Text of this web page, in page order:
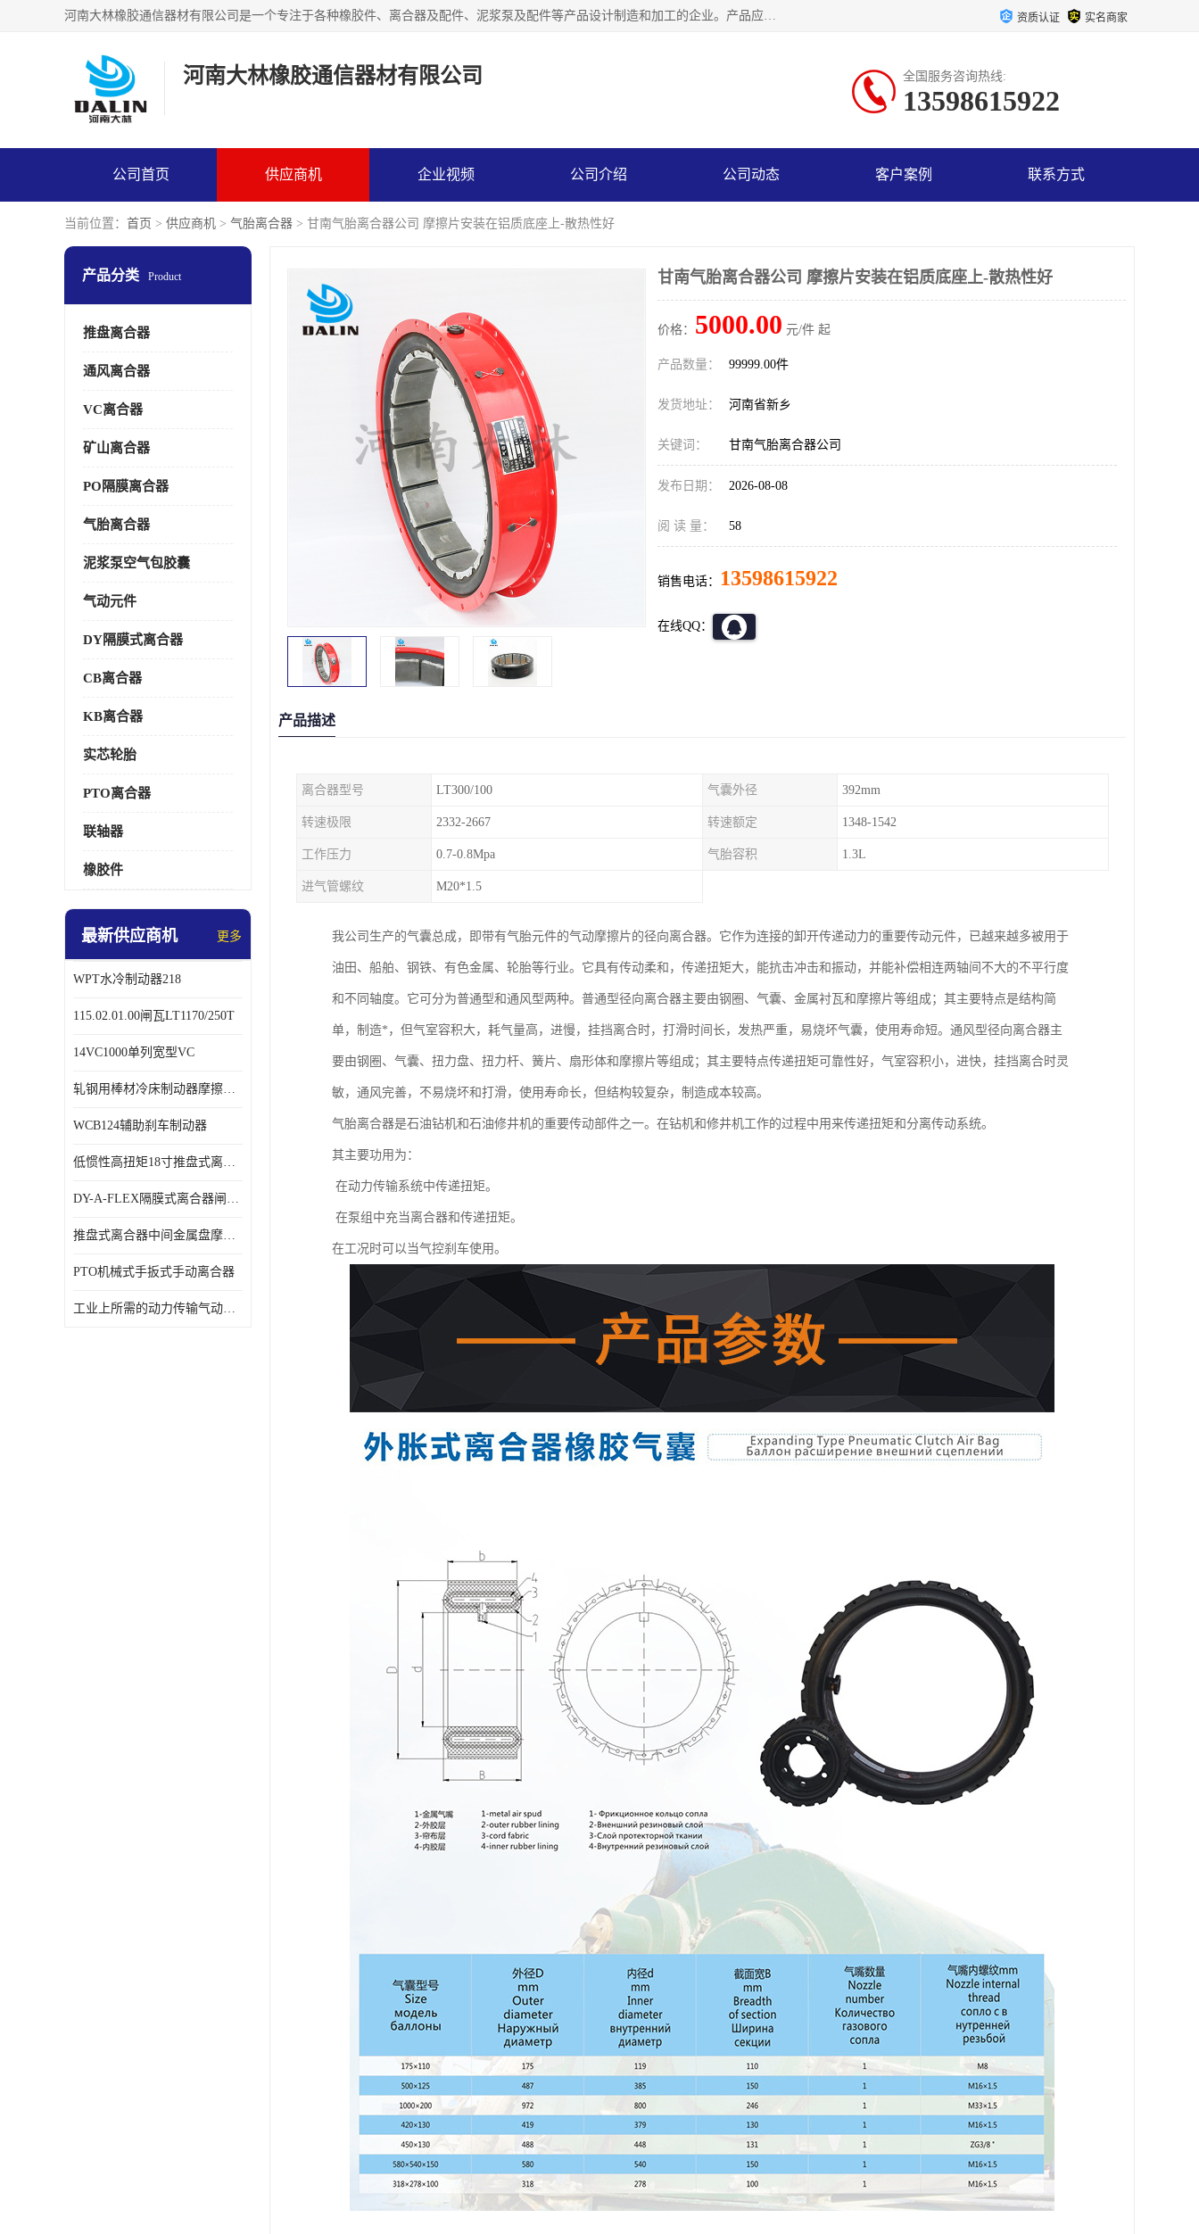
河南大林橡胶通信器材有限公司是一个专注于各种橡胶件、离合器及配件、泥浆泵及配件等产品设计制造和加工的企业。产品应用于矿山、冶金、石油、钢铁、化工、水泥、船舶、造纸、通用机械等各种大功率机械传动或制动装置。 资质认证 实名商家
河南大林橡胶通信器材有限公司 全国服务咨询热线:
13598615922
公司首页 供应商机 企业视频 公司介绍 公司动态 客户案例 联系方式
当前位置： 首页 > 供应商机 > 气胎离合器 > 甘南气胎离合器公司 摩擦片安装在铝质底座上-散热性好
产品分类 Product
推盘离合器
通风离合器
VC离合器
矿山离合器
PO隔膜离合器
气胎离合器
泥浆泵空气包胶囊
气动元件
DY隔膜式离合器
CB离合器
KB离合器
实芯轮胎
PTO离合器
联轴器
橡胶件
最新供应商机 更多
WPT水冷制动器218
115.02.01.00闸瓦LT1170/250T
14VC1000单列宽型VC
轧钢用棒材冷床制动器摩擦片218
WCB124辅助刹车制动器
低惯性高扭矩18寸推盘式离合器中心盘齿盘W18-11-101
DY-A-FLEX隔膜式离合器闸瓦总成7015125A
推盘式离合器中间金属盘摩擦盘18寸
PTO机械式手扳式手动离合器
工业上所需的动力传输气动离合器WCB424
甘南气胎离合器公司 摩擦片安装在铝质底座上-散热性好
价格： 5000.00 元/件 起
产品数量： 99999.00件
发货地址： 河南省新乡
关键词： 甘南气胎离合器公司
发布日期： 2026-08-08
阅 读 量： 58
销售电话： 13598615922
在线QQ：
产品描述
离合器型号 LT300/100 气囊外径 392mm
转速极限 2332-2667 转速额定 1348-1542
工作压力 0.7-0.8Mpa 气胎容积 1.3L
进气管螺纹 M20*1.5
我公司生产的气囊总成，即带有气胎元件的气动摩擦片的径向离合器。它作为连接的卸开传递动力的重要传动元件，已越来越多被用于
油田、船舶、钢铁、有色金属、轮胎等行业。它具有传动柔和，传递扭矩大，能抗击冲击和振动，并能补偿相连两轴间不大的不平行度
和不同轴度。它可分为普通型和通风型两种。普通型径向离合器主要由钢圈、气囊、金属衬瓦和摩擦片等组成；其主要特点是结构简
单，制造*，但气室容积大，耗气量高，进慢，挂挡离合时，打滑时间长，发热严重，易烧坏气囊，使用寿命短。通风型径向离合器主
要由钢圈、气囊、扭力盘、扭力杆、簧片、扇形体和摩擦片等组成；其主要特点传递扭矩可靠性好，气室容积小，进快，挂挡离合时灵
敏，通风完善，不易烧坏和打滑，使用寿命长，但结构较复杂，制造成本较高。
气胎离合器是石油钻机和石油修井机的重要传动部件之一。在钻机和修井机工作的过程中用来传递扭矩和分离传动系统。
其主要功用为：
在动力传输系统中传递扭矩。
在泵组中充当离合器和传递扭矩。
在工况时可以当气控刹车使用。